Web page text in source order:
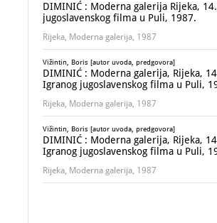
DIMINIĆ : Moderna galerija Rijeka,
jugoslavenskog filma u Puli, 1987.
Rijeka, Moderna galerija, 1987
Vižintin, Boris [autor uvoda, predgovora]
DIMINIĆ : Moderna galerija, Rijeka,
Igranog jugoslavenskog filma u Puli,
Rijeka, Moderna galerija, 1987
Vižintin, Boris [autor uvoda, predgovora]
DIMINIĆ : Moderna galerija, Rijeka,
Igranog jugoslavenskog filma u Puli,
Rijeka, Moderna galerija, 1987